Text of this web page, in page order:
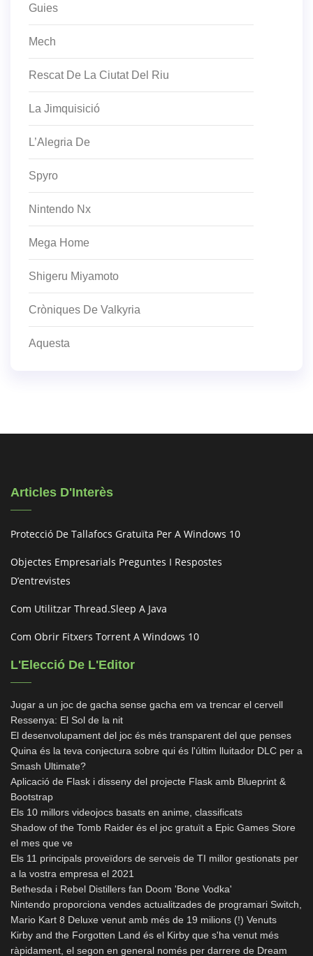
Guies
Mech
Rescat De La Ciutat Del Riu
La Jimquisició
L’Alegria De
Spyro
Nintendo Nx
Mega Home
Shigeru Miyamoto
Cròniques De Valkyria
Aquesta
Articles D'Interès
Protecció De Tallafocs Gratuïta Per A Windows 10
Objectes Empresarials Preguntes I Respostes
D’entrevistes
Com Utilitzar Thread.sleep A Java
Com Obrir Fitxers Torrent A Windows 10
L'Elecció De L'Editor
Jugar a un joc de gacha sense gacha em va trencar el cervell
Ressenya: El Sol de la nit
El desenvolupament del joc és més transparent del que penses
Quina és la teva conjectura sobre qui és l'últim lluitador DLC per a
Smash Ultimate?
Aplicació de Flask i disseny del projecte Flask amb Blueprint &
Bootstrap
Els 10 millors videojocs basats en anime, classificats
Shadow of the Tomb Raider és el joc gratuït a Epic Games Store
el mes que ve
Els 11 principals proveïdors de serveis de TI millor gestionats per
a la vostra empresa el 2021
Bethesda i Rebel Distillers fan Doom 'Bone Vodka'
Nintendo proporciona vendes actualitzades de programari Switch,
Mario Kart 8 Deluxe venut amb més de 19 milions (!) Venuts
Kirby and the Forgotten Land és el Kirby que s'ha venut més
ràpidament, el segon en general només per darrere de Dream